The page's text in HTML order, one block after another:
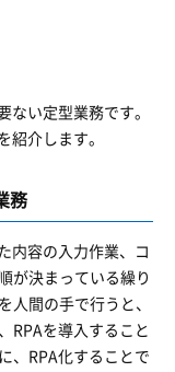
ない定型業務です。
紹介します。
務
内容の入力作業、コ
が決まっている繰り
人間の手で行うと、
RPAを導入すること
、RPA化することで